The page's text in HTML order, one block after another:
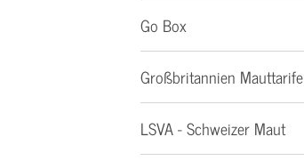
Go Box
Großbritannien Mauttarife
LSVA - Schweizer Maut